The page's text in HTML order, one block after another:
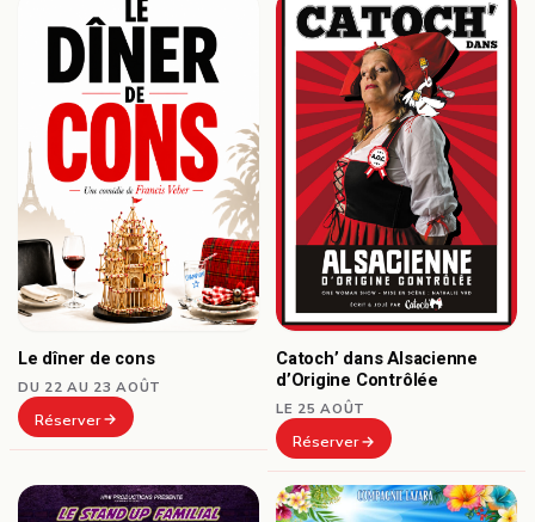
Le dîner de cons
DU 22 AU 23 AOÛT
Réserver
Catoch’ dans Alsacienne
d’Origine Contrôlée
LE 25 AOÛT
Réserver